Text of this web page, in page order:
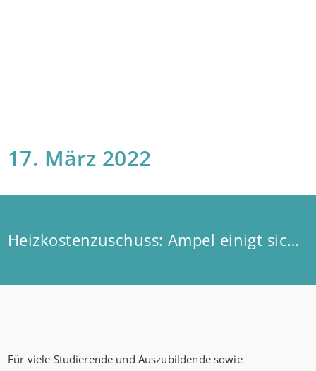
17. März 2022
Heizkostenzuschuss: Ampel einigt sich auf Verdopplung
Für viele Studierende und Auszubildende sowie